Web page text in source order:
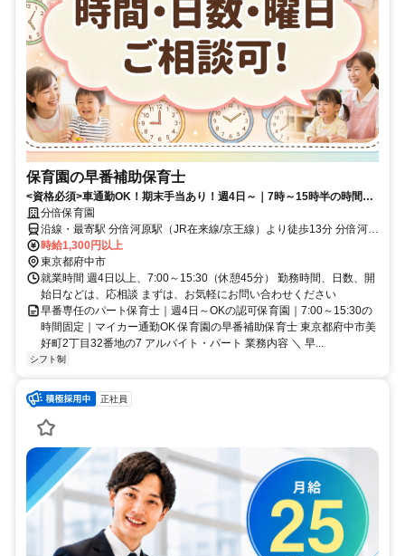
保育園の早番補助保育士
<資格必須>車通勤OK！期末手当あり！週4日～｜7時～15時半の時間固
定｜正社員登用・退職金制度あり
分倍保育園
沿線・最寄駅 分倍河原駅（JR在来線/京王線）より徒歩13分 分倍河原
駅（JR在来線）より徒歩14分 北府中駅（JR在来線）より徒歩14分
時給1,300円以上
東京都府中市
就業時間 週4日以上、7:00～15:30（休憩45分） 勤務時間、日数、開
始日などは、応相談 まずは、お気軽にお問い合わせください
早番専任のパート保育士｜週4日～OKの認可保育園｜7:00～15:30の
時間固定｜マイカー通勤OK 保育園の早番補助保育士 東京都府中市美
好町2丁目32番地の7 アルバイト・パート 業務内容 ＼ 早...
シフト制
正社員